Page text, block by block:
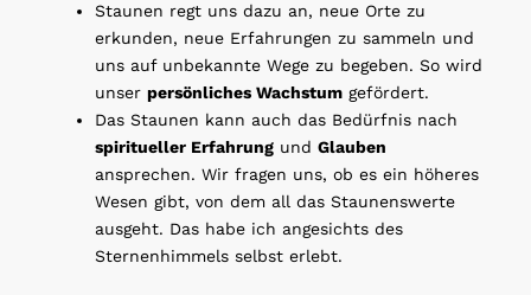
Staunen regt uns dazu an, neue Orte zu
erkunden, neue Erfahrungen zu sammeln und
uns auf unbekannte Wege zu begeben. So wird
unser persönliches Wachstum gefördert.
Das Staunen kann auch das Bedürfnis nach
spiritueller Erfahrung und Glauben
ansprechen. Wir fragen uns, ob es ein höheres
Wesen gibt, von dem all das Staunenswerte
ausgeht. Das habe ich angesichts des
Sternenhimmels selbst erlebt.